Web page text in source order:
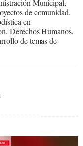
Municipal,
de comunidad.
en
Derechos Humanos,
de temas de